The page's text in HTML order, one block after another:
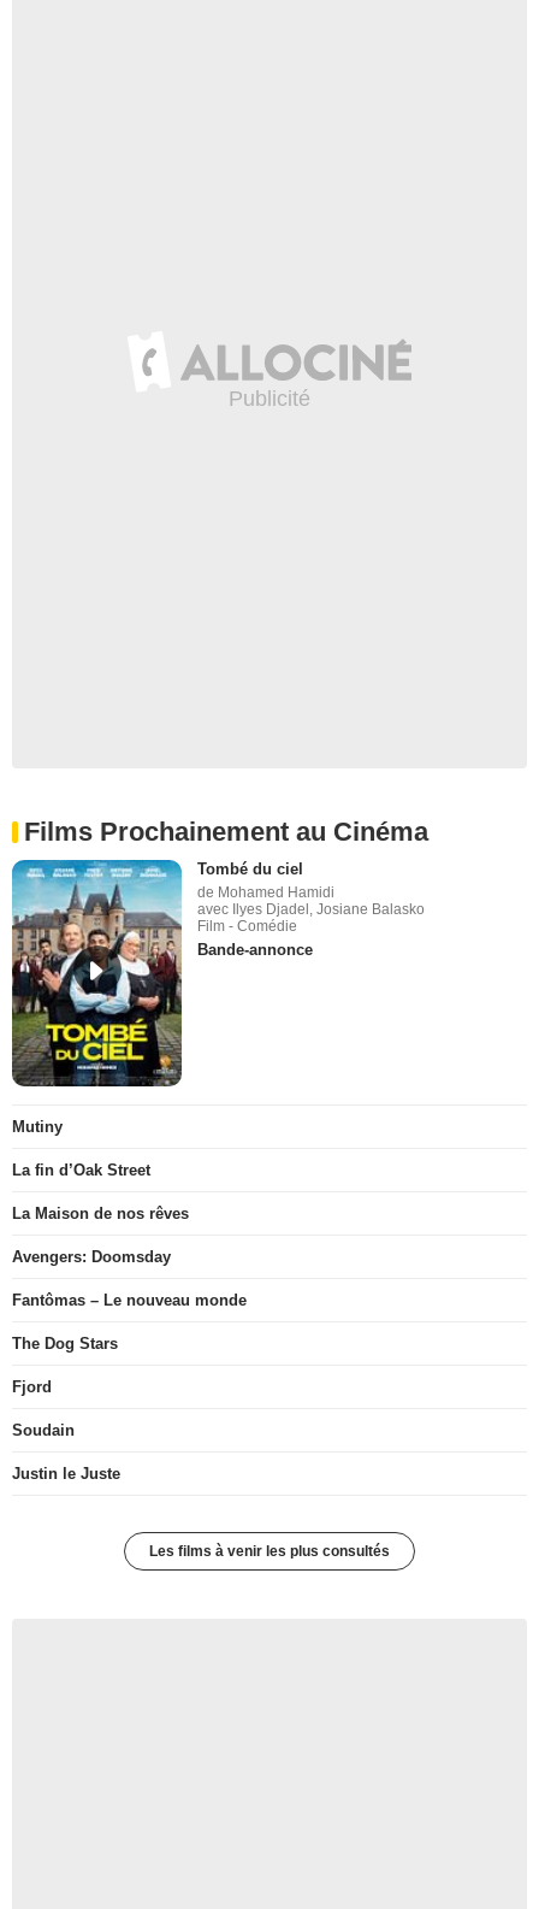
Films Prochainement au Cinéma
Tombé du ciel
de Mohamed Hamidi
avec Ilyes Djadel, Josiane Balasko
Film - Comédie
Bande-annonce
Mutiny
La fin d’Oak Street
La Maison de nos rêves
Avengers: Doomsday
Fantômas – Le nouveau monde
The Dog Stars
Fjord
Soudain
Justin le Juste
Les films à venir les plus consultés